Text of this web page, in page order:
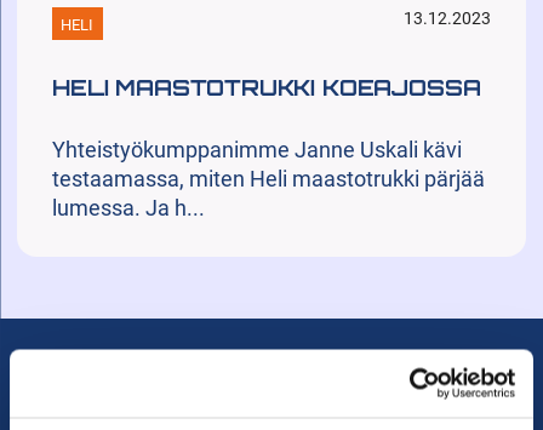
HELI 13.12.2023
HELI MAASTOTRUKKI KOEAJOSSA
Yhteistyökumppanimme Janne Uskali kävi
testaamassa, miten Heli maastotrukki pärjää
lumessa. Ja h...